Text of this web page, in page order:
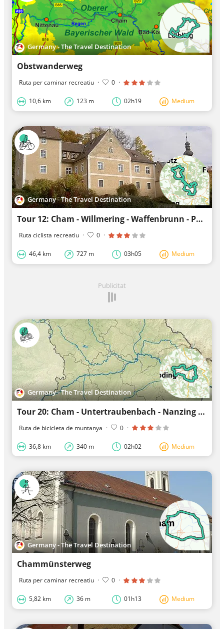
Germany - The Travel Destination
Obstwanderweg
Ruta per caminar recreatiu · 0 ·
10,6 km 123 m 02h19 Medium
Germany - The Travel Destination
Tour 12: Cham - Willmering - Waffenbrunn - Pemfling - Löwendorf - Bernried - Stratwies - Pemfl...
Ruta ciclista recreatiu · 0 ·
46,4 km 727 m 03h05 Medium
Publicitat
Germany - The Travel Destination
Tour 20: Cham - Untertraubenbach - Nanzing - Radling - Wilting - Vilzing - Chammünster - Cham
Ruta de bicicleta de muntanya · 0 ·
36,8 km 340 m 02h02 Medium
Germany - The Travel Destination
Chammünsterweg
Ruta per caminar recreatiu · 0 ·
5,82 km 36 m 01h13 Medium